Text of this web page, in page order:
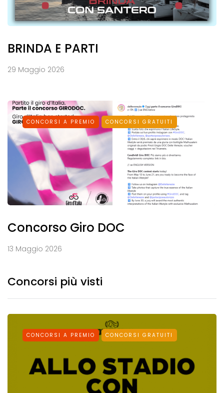
BRINDA E PARTI
29 Maggio 2026
CONCORSI A PREMIO CONCORSI GRATUITI
Concorso Giro DOC
13 Maggio 2026
Concorsi più visti
CONCORSI A PREMIO CONCORSI GRATUITI